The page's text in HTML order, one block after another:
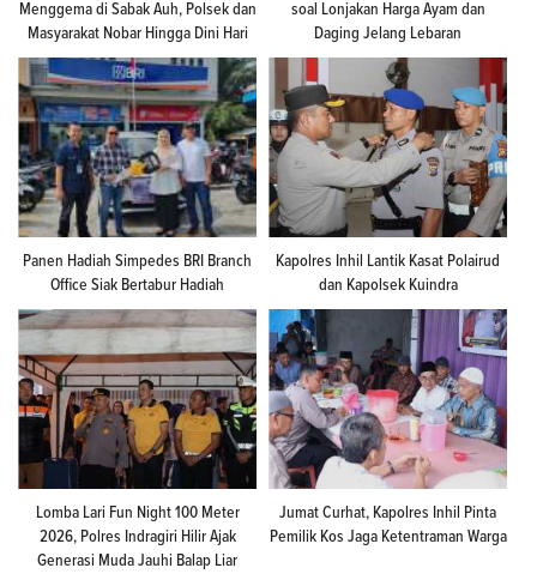
Menggema di Sabak Auh, Polsek dan
Masyarakat Nobar Hingga Dini Hari
soal Lonjakan Harga Ayam dan
Daging Jelang Lebaran
Panen Hadiah Simpedes BRI Branch
Office Siak Bertabur Hadiah
Kapolres Inhil Lantik Kasat Polairud
dan Kapolsek Kuindra
Lomba Lari Fun Night 100 Meter
2026, Polres Indragiri Hilir Ajak
Generasi Muda Jauhi Balap Liar
Jumat Curhat, Kapolres Inhil Pinta
Pemilik Kos Jaga Ketentraman Warga